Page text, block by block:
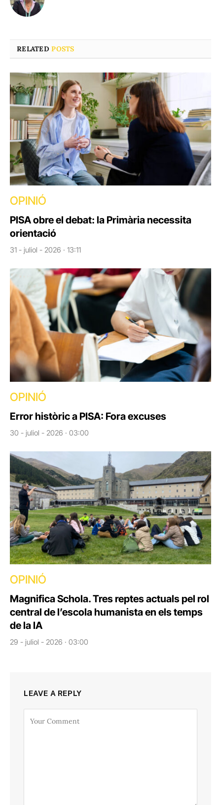
RELATEDPOSTS
OPINIÓ
PISA obre el debat: la Primària necessita
orientació
31 - juliol - 2026 · 13:11
OPINIÓ
Error històric a PISA: Fora excuses
30 - juliol - 2026 · 03:00
OPINIÓ
Magnifica Schola. Tres reptes actuals pel rol
central de l’escola humanista en els temps
de la IA
29 - juliol - 2026 · 03:00
LEAVE A REPLY